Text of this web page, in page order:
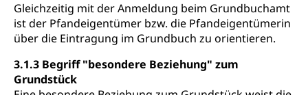
Gleichzeitig mit der Anmeldung beim Grundbuchamt
ist der Pfandeigentümer bzw. die Pfandeigentümerin
über die Eintragung im Grundbuch zu orientieren.
3.1.3 Begriff "besondere Beziehung" zum
Grundstück